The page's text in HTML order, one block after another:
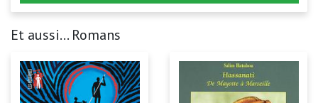
Et aussi... Romans